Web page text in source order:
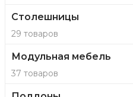
Столешницы
29 товаров
Модульная мебель
37 товаров